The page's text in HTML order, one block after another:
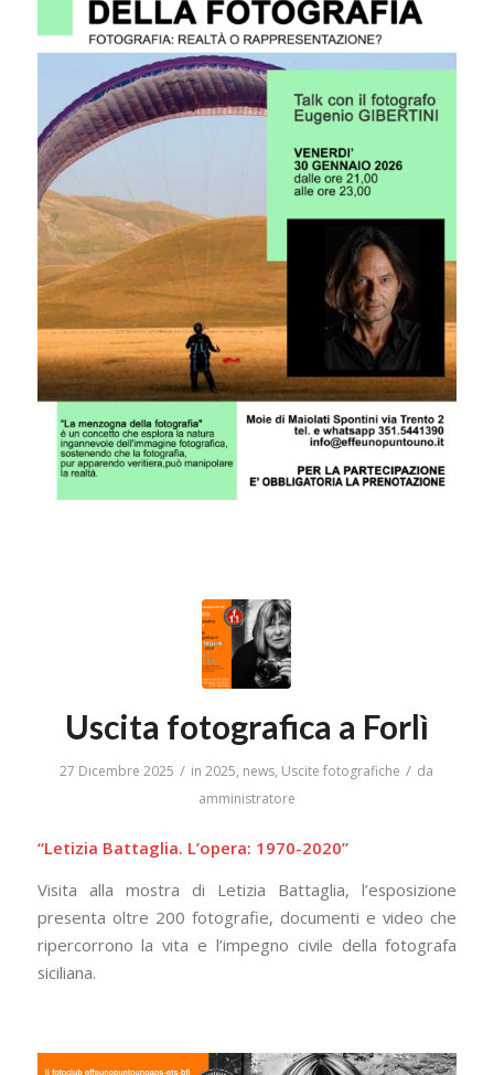
Uscita fotografica a Forlì
27 Dicembre 2025 / in2025, news, Uscite fotografiche / da
amministratore
“Letizia Battaglia. L’opera: 1970-2020”
Visita alla mostra di Letizia Battaglia, l’esposizione
presenta oltre 200 fotografie, documenti e video che
ripercorrono la vita e l’impegno civile della fotografa
siciliana.